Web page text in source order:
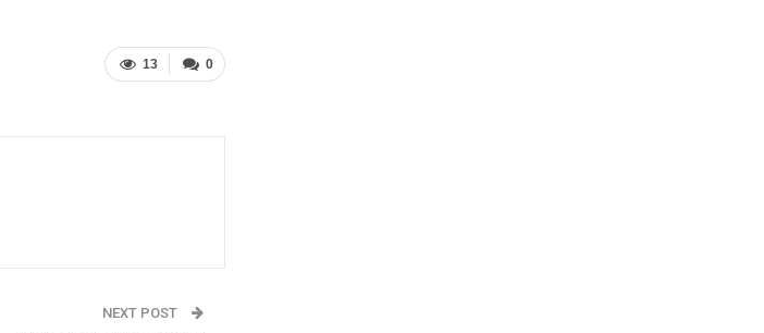
0
13
NEXT POST